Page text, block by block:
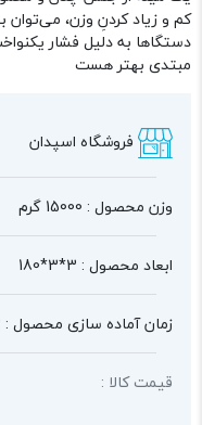
کم و زیاد کردنِ وزن، می‌توان
دستگاها به دلیل فشار
مبتدی بهتر هست
فروشگاه اسپدان
وزن محصول : 15000 گرم
ابعاد محصول : 3*3*180
زمان آماده سازی محصول : 3 روز کاری
قیمت کالا :